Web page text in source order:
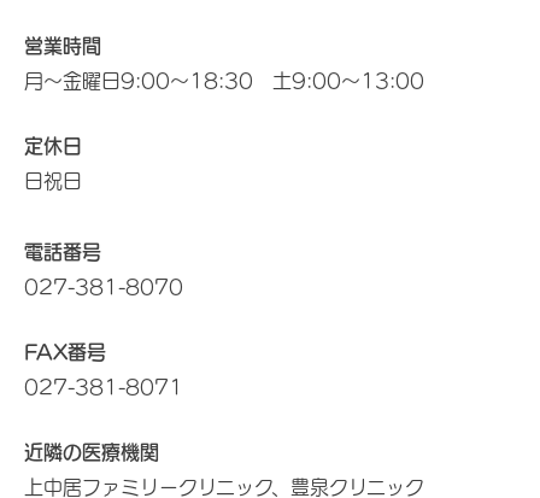
営業時間
月～金曜日9:00～18:30 土9:00～13:00
定休日
日祝日
電話番号
027-381-8070
FAX番号
027-381-8071
近隣の医療機関
上中居ファミリークリニック、豊泉クリニック